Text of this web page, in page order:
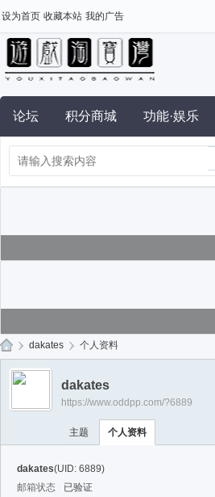
设为首页 收藏本站 我的广告
论坛 积分商城 功能·娱乐
游
淘
› dakates › 个人资料
dakates
https://www.oddpp.com/?6889
主题 个人资料
dakates(UID: 6889)
邮箱状态
已验证